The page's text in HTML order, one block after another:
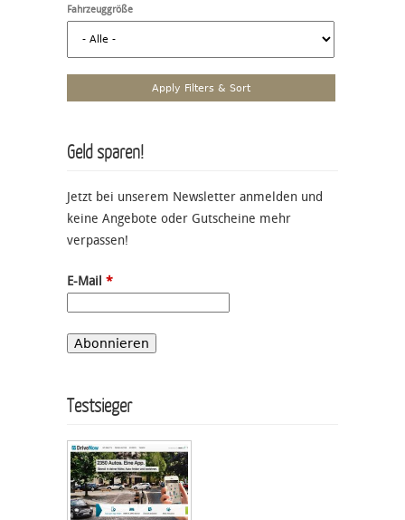
Fahrzeuggröße
Geld sparen!
Jetzt bei unserem Newsletter anmelden und
keine Angebote oder Gutscheine mehr
verpassen!
E-Mail *
Testsieger